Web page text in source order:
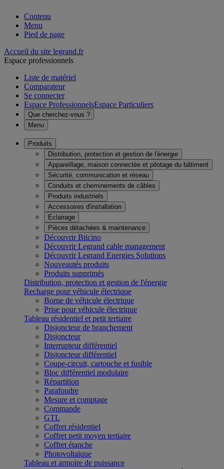
Contenu
Menu
Pied de page
Accueil du site legrand.fr
Espace professionnels
Liste de matériel
Comparateur
Se connecter
Espace ProfessionnelsEspace Particuliers
Que cherchez-vous ?
Menu
Produits
Distribution, protection et gestion de l'énergie
Appareillage, maison connectée et pilotage du bâtiment
Sécurité, communication et réseau
Conduits et cheminements de câbles
Produits industriels
Accessoires d'installation
Eclairage
Pièces détachées & maintenance
Découvrir Bticino
Découvrir Legrand cable management
Découvrir Legrand Energies Solutions
Nouveautés produits
Produits supprimés
Distribution, protection et gestion de l'énergie
Recharge pour véhicule électrique
Borne de véhicule électrique
Prise pour véhicule électrique
Tableau résidentiel et petit tertiaire
Disjoncteur de branchement
Disjoncteur
Interrupteur différentiel
Disjoncteur différentiel
Coupe-circuit, cartouche et fusible
Bloc différentiel modulaire
Répartition
Parafoudre
Mesure et comptage
Commande
GTL
Coffret résidentiel
Coffret petit moyen tertiaire
Coffret étanche
Photovoltaïque
Tableau et armoire de puissance